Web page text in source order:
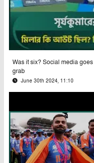
Was it six? Social media
grab
June 30th 2024, 11:10